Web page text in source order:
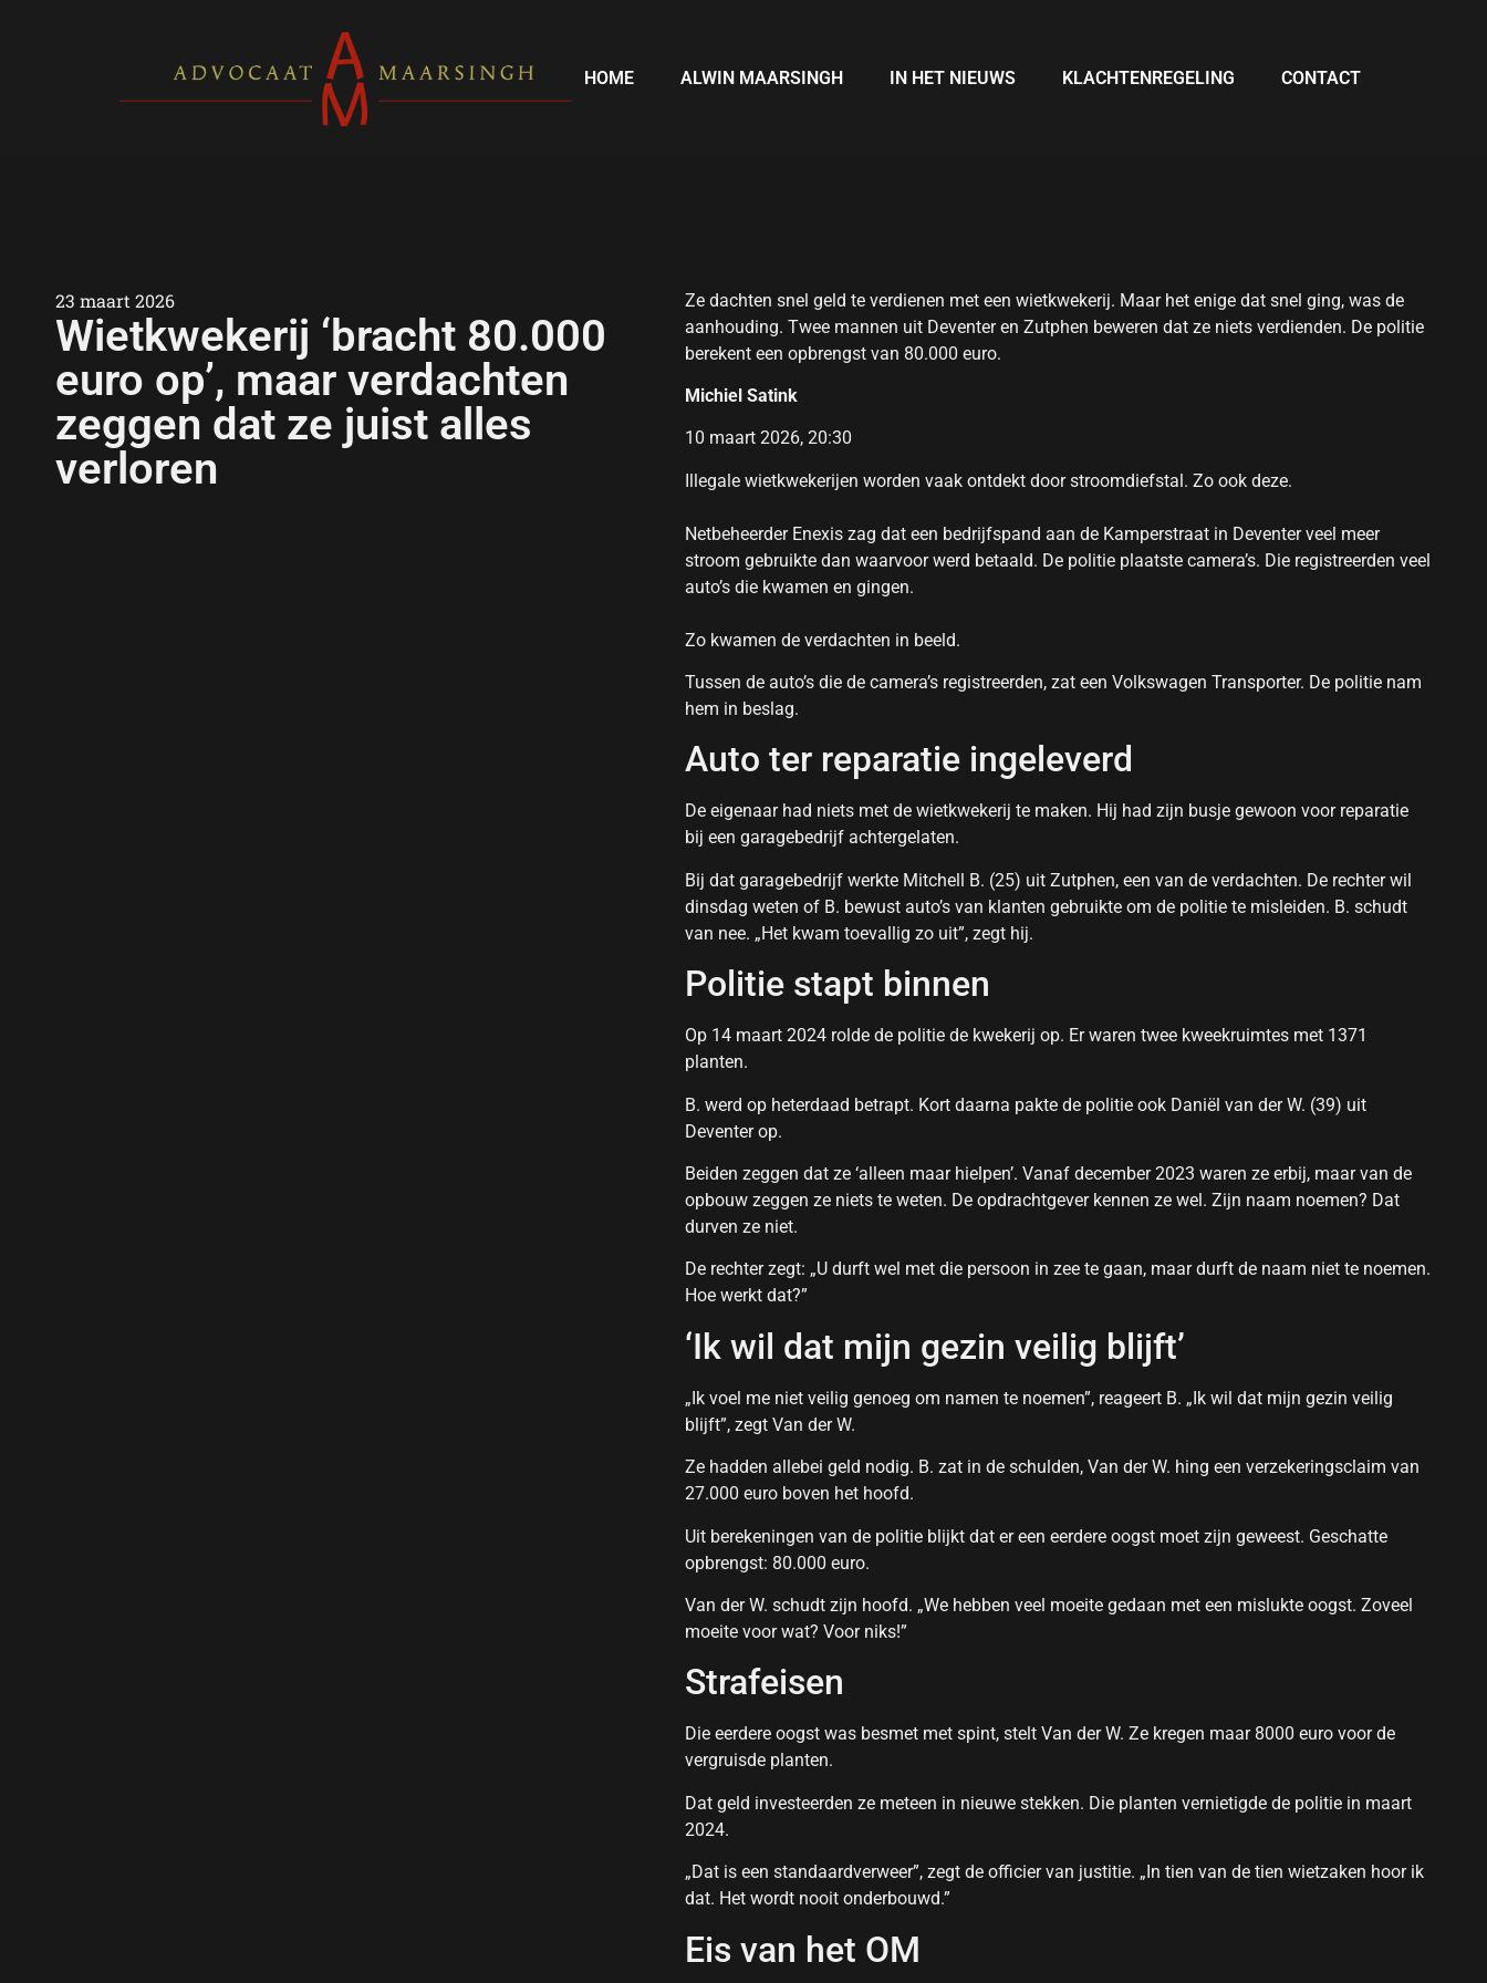
HOME ALWIN MAARSINGH IN HET NIEUWS KLACHTENREGELING CONTACT
23 maart 2026
Wietkwekerij ‘bracht 80.000
euro op’, maar verdachten
zeggen dat ze juist alles
verloren
Ze dachten snel geld te verdienen met een wietkwekerij. Maar het enige dat snel ging, was de
aanhouding. Twee mannen uit Deventer en Zutphen beweren dat ze niets verdienden. De politie
berekent een opbrengst van 80.000 euro.
Michiel Satink
10 maart 2026, 20:30
Illegale wietkwekerijen worden vaak ontdekt door stroomdiefstal. Zo ook deze.
Netbeheerder Enexis zag dat een bedrijfspand aan de Kamperstraat in Deventer veel meer
stroom gebruikte dan waarvoor werd betaald. De politie plaatste camera’s. Die registreerden veel
auto’s die kwamen en gingen.
Zo kwamen de verdachten in beeld.
Tussen de auto’s die de camera’s registreerden, zat een Volkswagen Transporter. De politie nam
hem in beslag.
Auto ter reparatie ingeleverd
De eigenaar had niets met de wietkwekerij te maken. Hij had zijn busje gewoon voor reparatie
bij een garagebedrijf achtergelaten.
Bij dat garagebedrijf werkte Mitchell B. (25) uit Zutphen, een van de verdachten. De rechter wil
dinsdag weten of B. bewust auto’s van klanten gebruikte om de politie te misleiden. B. schudt
van nee. „Het kwam toevallig zo uit”, zegt hij.
Politie stapt binnen
Op 14 maart 2024 rolde de politie de kwekerij op. Er waren twee kweekruimtes met 1371
planten.
B. werd op heterdaad betrapt. Kort daarna pakte de politie ook Daniël van der W. (39) uit
Deventer op.
Beiden zeggen dat ze ‘alleen maar hielpen’. Vanaf december 2023 waren ze erbij, maar van de
opbouw zeggen ze niets te weten. De opdrachtgever kennen ze wel. Zijn naam noemen? Dat
durven ze niet.
De rechter zegt: „U durft wel met die persoon in zee te gaan, maar durft de naam niet te noemen.
Hoe werkt dat?”
‘Ik wil dat mijn gezin veilig blijft’
„Ik voel me niet veilig genoeg om namen te noemen”, reageert B. „Ik wil dat mijn gezin veilig
blijft”, zegt Van der W.
Ze hadden allebei geld nodig. B. zat in de schulden, Van der W. hing een verzekeringsclaim van
27.000 euro boven het hoofd.
Uit berekeningen van de politie blijkt dat er een eerdere oogst moet zijn geweest. Geschatte
opbrengst: 80.000 euro.
Van der W. schudt zijn hoofd. „We hebben veel moeite gedaan met een mislukte oogst. Zoveel
moeite voor wat? Voor niks!”
Strafeisen
Die eerdere oogst was besmet met spint, stelt Van der W. Ze kregen maar 8000 euro voor de
vergruisde planten.
Dat geld investeerden ze meteen in nieuwe stekken. Die planten vernietigde de politie in maart
2024.
„Dat is een standaardverweer”, zegt de officier van justitie. „In tien van de tien wietzaken hoor ik
dat. Het wordt nooit onderbouwd.”
Eis van het OM